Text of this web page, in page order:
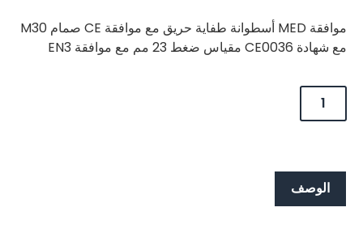
موافقة MED أسطوانة طفاية حريق مع موافقة CE صمام M30
مع شهادة CE0036 مقياس ضغط 23 مم مع موافقة EN3
الوصف